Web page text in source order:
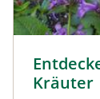
Apotheke
Kräuter